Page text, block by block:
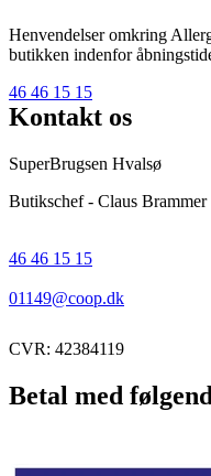
Henvendelser omkring
butikken indenfor
46 46 15 15
Kontakt os
SuperBrugsen Hvalsø
Butikschef - Claus Brammer
46 46 15 15
01149@coop.dk
CVR: 42384119
Betal med